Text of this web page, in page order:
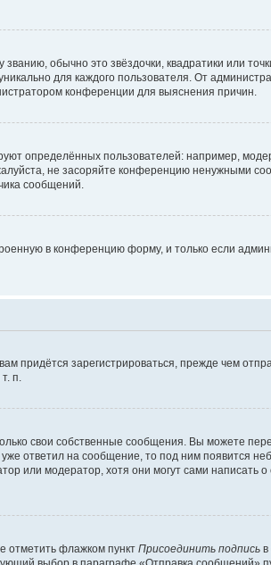
обычно это звёздочки, квадратики или
для каждого пользователя. От
конференции для выяснения причин.
определённых пользователей: например,
не засоряйте конференцию ненужными
сообщений.
в конференцию форму, и только если
зарегистрироваться, прежде чем
п.
свои собственные сообщения. Вы можете
ответил на сообщение, то под ним появится
или модератор, хотя они могут сами написать
отметить флажком пункт Присоединить подпись в